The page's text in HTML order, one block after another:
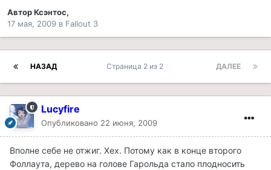
АвторКсэнтос,
17 мая, 2009 в Fallout 3
НАЗАД ДАЛЕЕ
Страница 2 из 2
Lucyfire
Опубликовано 22 июня, 2009
Вполне себе не отжиг. Хех. Потому как в конце второго
Фоллаута, дерево на голове Гарольда стало плодносить